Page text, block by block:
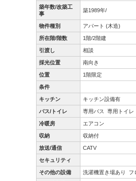
築年数/改築工
事
築1989年/
物件種別 アパート (木造)
所在階/階数 1階/2階建
引渡し 相談
採光位置 南向き
位置 1階限定
条件
キッチン キッチン設備有
バス/トイレ 専用バス 専用トイレ
冷暖房 エアコン
収納 収納付
放送/通信 CATV
セキュリティ
その他の設備 洗濯機置き場あり フ